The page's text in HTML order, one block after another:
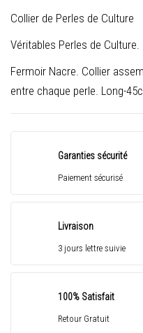
Collier de Perles de Culture
Véritables Perles de Culture.
Fermoir Nacre. Collier
entre chaque perle. Long-
Garanties sécurité
Paiement sécurisé
Livraison
3 jours lettre suivie
100% Satisfait
Retour Gratuit